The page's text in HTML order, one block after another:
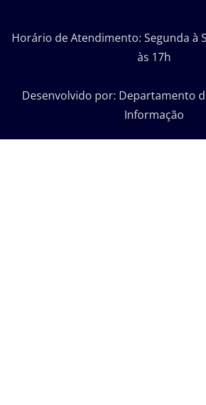
Horário de Atendimento: Segunda à
às 17h
Desenvolvido por: Departamento
Informação